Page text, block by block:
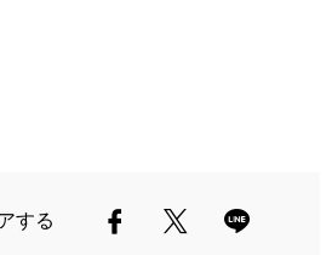
する